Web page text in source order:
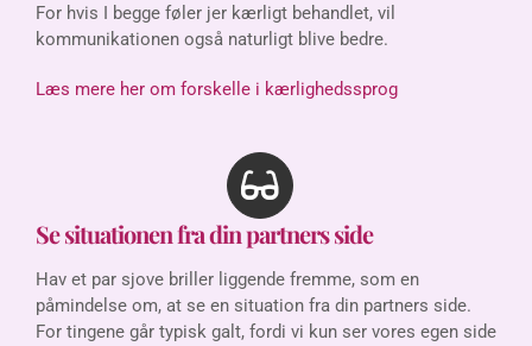
For hvis I begge føler jer kærligt behandlet, vil
kommunikationen også naturligt blive bedre.
Læs mere her om forskelle i kærlighedssprog
Se situationen fra din partners side
Hav et par sjove briller liggende fremme, som en
påmindelse om, at se en situation fra din partners side.
For tingene går typisk galt, fordi vi kun ser vores egen side